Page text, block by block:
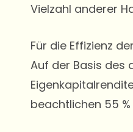
Vielzahl anderer
Für die Effizienz
Auf der Basis des
beachtlichen 55 %